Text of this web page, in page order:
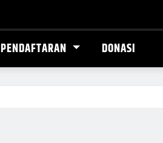
PENDAFTARAN DONASI